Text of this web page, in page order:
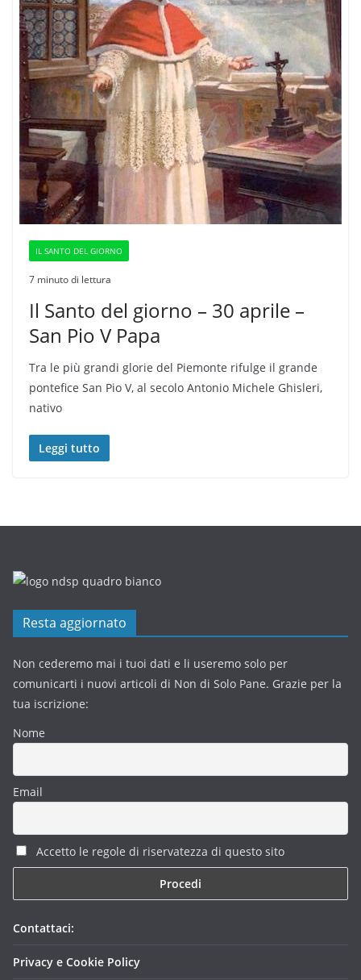
IL SANTO DEL GIORNO
7 minuto di lettura
Il Santo del giorno – 30 aprile –
San Pio V Papa
Tra le più grandi glorie del Piemonte rifulge il grande
pontefice San Pio V, al secolo Antonio Michele Ghisleri,
nativo
Leggi tutto
Resta aggiornato
Non cederemo mai i tuoi dati e li useremo solo per
comunicarti i nuovi articoli di Non di Solo Pane. Grazie per la
tua iscrizione:
Nome
Email
Accetto le regole di riservatezza di questo sito
Contattaci:
Privacy e Cookie Policy